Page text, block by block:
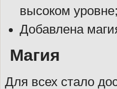
высоком
Добавлена
Магия
Для всех стало